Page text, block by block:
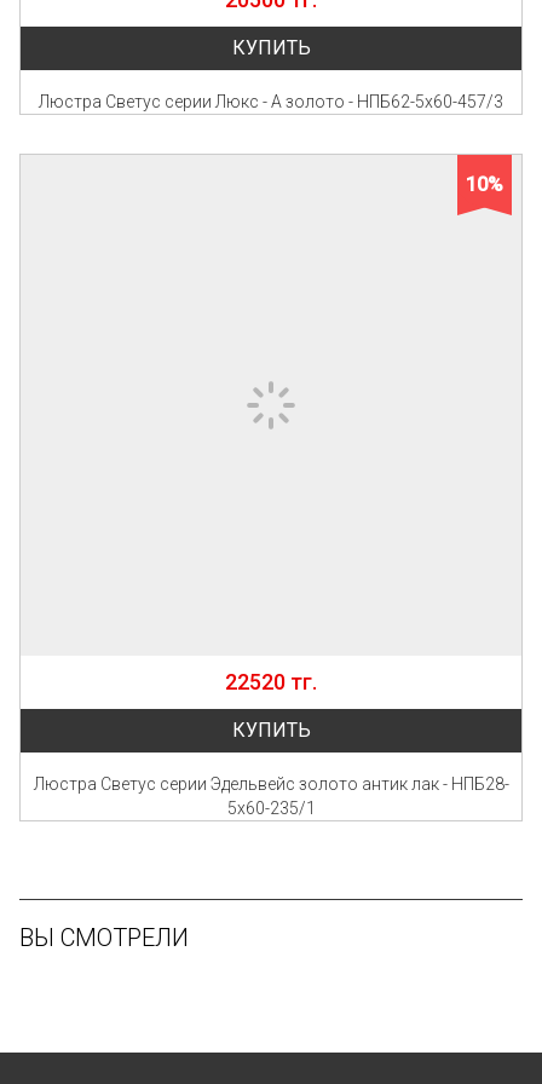
КУПИТЬ
Люстра Светус серии Люкс - А золото - НПБ62-5х60-457/3
10%
22520 тг.
КУПИТЬ
Люстра Светус серии Эдельвейс золото антик лак - НПБ28-
5х60-235/1
ВЫ СМОТРЕЛИ